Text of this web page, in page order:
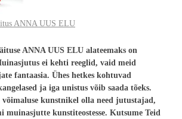
ANNA UUS ELU
ANNA UUS ELU alateemaks on
ei kehti reeglid, vaid meid
fantaasia. Ühes hetkes kohtuvad
ja iga unistus võib saada tõeks.
kunstnikel olla need jutustajad,
muinasjutte kunstiteostesse. Kutsume Teid